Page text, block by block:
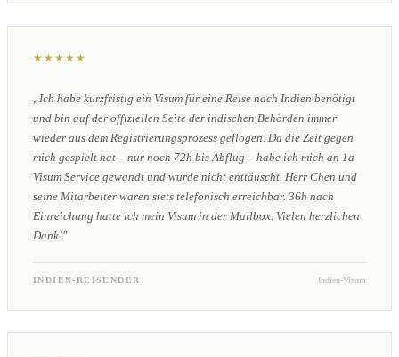
★★★★★
„Ich habe kurzfristig ein Visum für eine Reise nach Indien benötigt
und bin auf der offiziellen Seite der indischen Behörden immer
wieder aus dem Registrierungsprozess geflogen. Da die Zeit gegen
mich gespielt hat – nur noch 72h bis Abflug – habe ich mich an 1a
Visum Service gewandt und wurde nicht enttäuscht. Herr Chen und
seine Mitarbeiter waren stets telefonisch erreichbar. 36h nach
Einreichung hatte ich mein Visum in der Mailbox. Vielen herzlichen
Dank!"
INDIEN-REISENDER Indien-Visum